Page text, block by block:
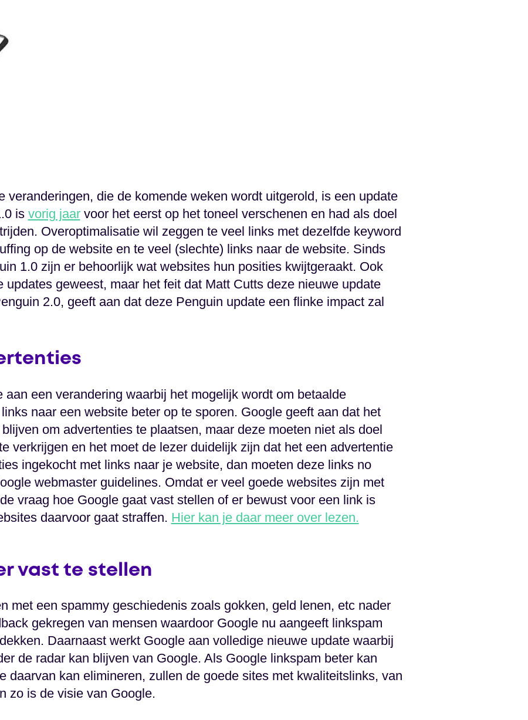
veranderingen, die de komende weken wordt uitgerold, is een update
is vorig jaarvoor het eerst op het toneel verschenen en had als doel
Overoptimalisatie wil zeggen te veel links met dezelfde keyword
op de website en te veel (slechte) links naar de website. Sinds
1.0 zijn er behoorlijk wat websites hun posities kwijtgeraakt. Ook
updates geweest, maar het feit dat Matt Cutts deze nieuwe update
2.0, geeft aan dat deze Penguin update een flinke impact zal
aan een verandering waarbij het mogelijk wordt om betaalde
naar een website beter op te sporen. Google geeft aan dat het
om advertenties te plaatsen, maar deze moeten niet als doel
verkrijgen en het moet de lezer duidelijk zijn dat het een advertentie
ingekocht met links naar je website, dan moeten deze links no
webmaster guidelines. Omdat er veel goede websites zijn met
vraag hoe Google gaat vast stellen of er bewust voor een link is
daarvoor gaat straffen. Hier kan je daar meer over lezen.
vast te stellen
met een spammy geschiedenis zoals gokken, geld lenen, etc nader
gekregen van mensen waardoor Google nu aangeeft linkspam
Daarnaast werkt Google aan volledige nieuwe update waarbij
de radar kan blijven van Google. Als Google linkspam beter kan
daarvan kan elimineren, zullen de goede sites met kwaliteitslinks, van
zo is de visie van Google.